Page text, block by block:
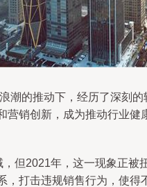
潮的推动下，经历了深刻
销创新，成为推动行业健
但2021年，这一现象正
打击违规销售行为，使